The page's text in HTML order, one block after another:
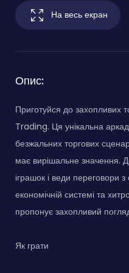
На весь екран
Опис:
Приготуйся до захопливих
Trading. Ця унікальна
безжальних торгових
має вирішальне значення.
іграшок і веди переговори
економічній системі та
пропонує захопливий
Як грати